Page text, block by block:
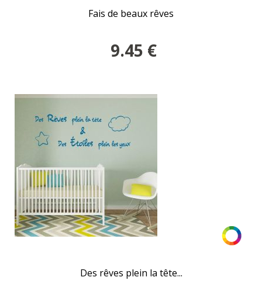
Fais de beaux rêves
9.45 €
Des rêves plein la tête...